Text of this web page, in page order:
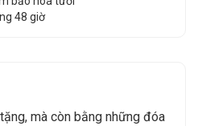
48 giờ
mà còn bằng những đóa